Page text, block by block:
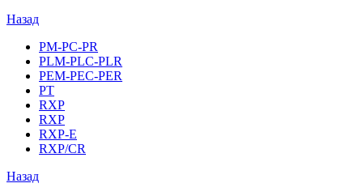
Назад
PM-PC-PR
PLM-PLC-PLR
PEM-PEC-PER
PT
RXP
RXP
RXP-E
RXP/CR
Назад